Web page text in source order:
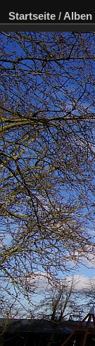
Startseite / Alben